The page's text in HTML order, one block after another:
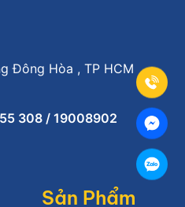
Đông Hòa , TP HCM
308 / 19008902
Sản Phẩm